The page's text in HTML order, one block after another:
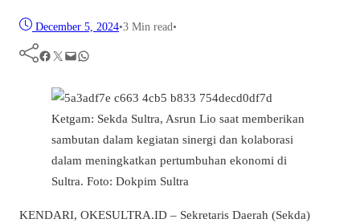
December 5, 2024•3 Min read•
Facebook Twitter Mail WhatsApp
Ketgam: Sekda Sultra, Asrun Lio saat memberikan
sambutan dalam kegiatan sinergi dan kolaborasi
dalam meningkatkan pertumbuhan ekonomi di
Sultra. Foto: Dokpim Sultra
KENDARI, OKESULTRA.ID – Sekretaris Daerah (Sekda)